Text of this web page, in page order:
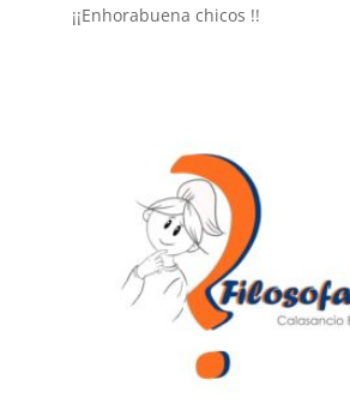
¡¡Enhorabuena chicos !!